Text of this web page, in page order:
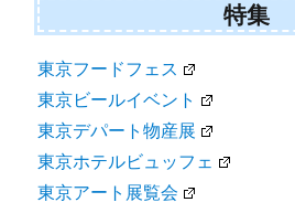
特集
東京フードフェス
東京ビールイベント
東京デパート物産展
東京ホテルビュッフェ
東京アート展覧会